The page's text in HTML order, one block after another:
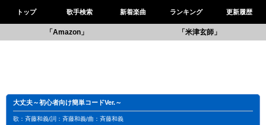
トップ 歌手検索 新着楽曲 ランキング 更新履歴
「Amazon」 「米津玄師」
大丈夫～初心者向け簡単コードVer.～
歌：斉藤和義/詞：斉藤和義/曲：斉藤和義